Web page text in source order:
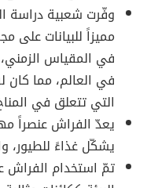
وفّرت شعبية دراسة
مميزاً للبيانات على
في المقياس
في العالم، مما كان
التي تتعلق في
يعدّ الفراش عنصراً
يشكّل غذاءً للطيور،
تمّ استخدام